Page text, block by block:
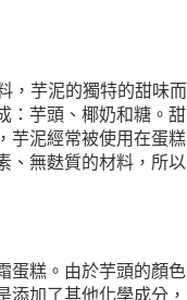
，芋泥的獨特的甜味而
：芋頭、椰奶和糖。甜
芋泥經常被使用在蛋糕
、無麩質的材料，所以
蛋糕。由於芋頭的顏色
添加了其他化學成分，